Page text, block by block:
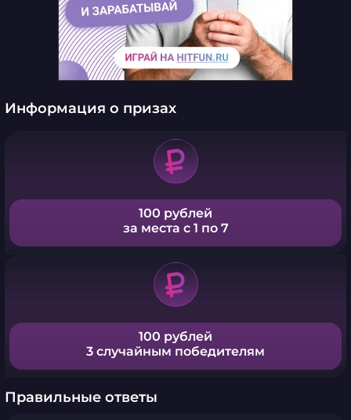
Информация о призах
100 рублей
за места с 1 по 7
100 рублей
3 случайным победителям
Правильные ответы